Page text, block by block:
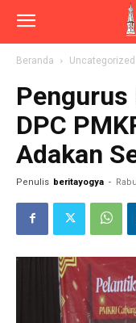
Beranda Uncategorized
Pengurus
DPC
Adakan
Penulis beritayogya -